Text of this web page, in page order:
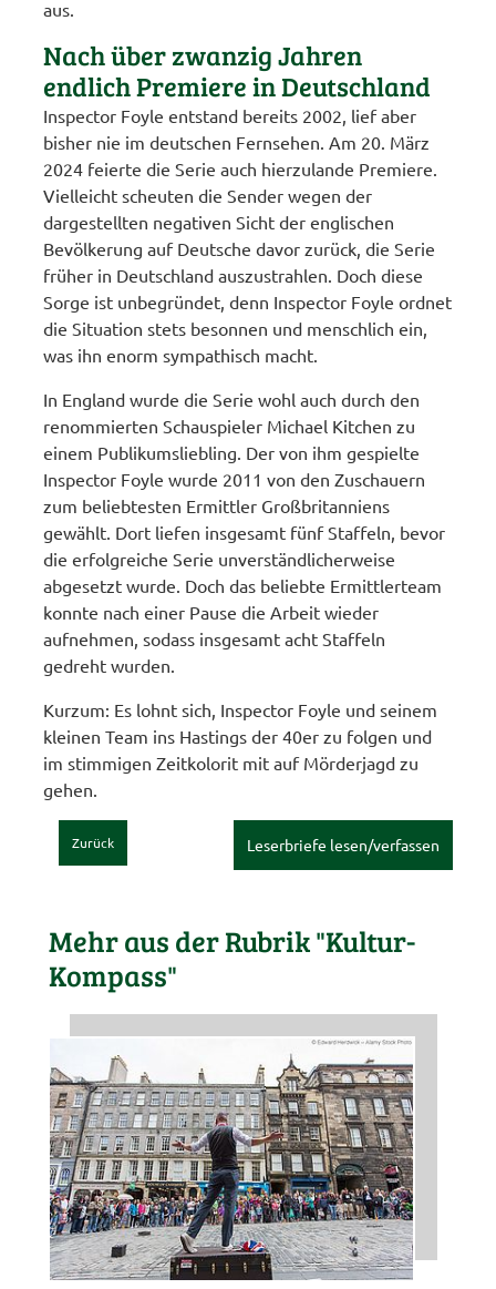
aus.
Nach über zwanzig Jahren
endlich Premiere in Deutschland
Inspector Foyle entstand bereits 2002, lief aber
bisher nie im deutschen Fernsehen. Am 20. März
2024 feierte die Serie auch hierzulande Premiere.
Vielleicht scheuten die Sender wegen der
dargestellten negativen Sicht der englischen
Bevölkerung auf Deutsche davor zurück, die Serie
früher in Deutschland auszustrahlen. Doch diese
Sorge ist unbegründet, denn Inspector Foyle ordnet
die Situation stets besonnen und menschlich ein,
was ihn enorm sympathisch macht.
In England wurde die Serie wohl auch durch den
renommierten Schauspieler Michael Kitchen zu
einem Publikumsliebling. Der von ihm gespielte
Inspector Foyle wurde 2011 von den Zuschauern
zum beliebtesten Ermittler Großbritanniens
gewählt. Dort liefen insgesamt fünf Staffeln, bevor
die erfolgreiche Serie unverständlicherweise
abgesetzt wurde. Doch das beliebte Ermittlerteam
konnte nach einer Pause die Arbeit wieder
aufnehmen, sodass insgesamt acht Staffeln
gedreht wurden.
Kurzum: Es lohnt sich, Inspector Foyle und seinem
kleinen Team ins Hastings der 40er zu folgen und
im stimmigen Zeitkolorit mit auf Mörderjagd zu
gehen.
Zurück Leserbriefe lesen/verfassen
Mehr aus der Rubrik "Kultur-
Kompass"